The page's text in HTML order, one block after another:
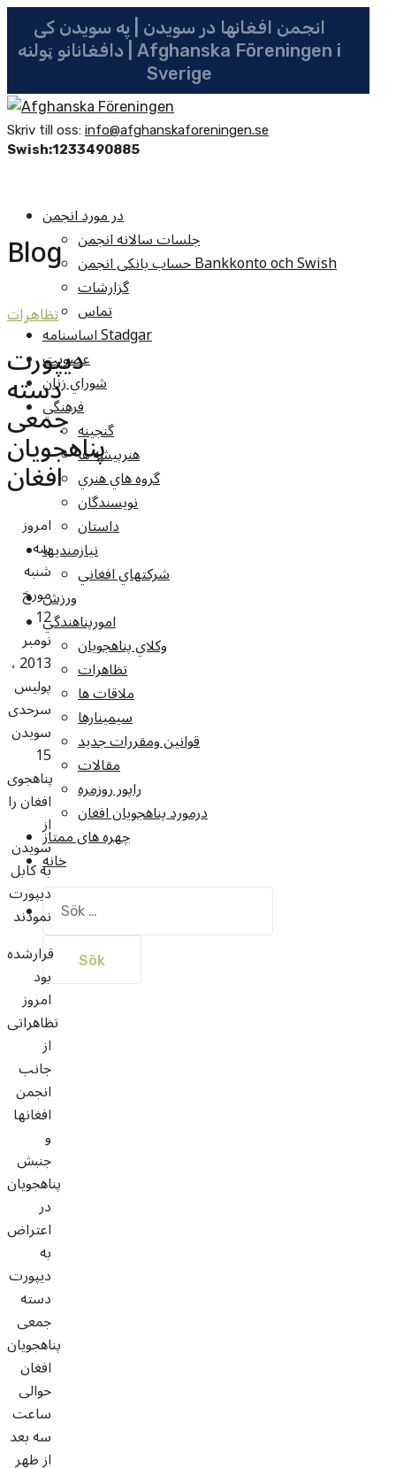
انجمن افغانها در سویدن | په سویدن کی
دافغانانو ټولنه | Afghanska Föreningen i
Sverige
Skriv till oss: info@afghanskaforeningen.se
Swish:1233490885
در مورد انجمن
جلسات سالانه انجمن
حساب بانکی انجمن Bankkonto och Swish
گزارشات
تماس
اساسنامه Stadgar
عضویت
شوراي زنان
فرهنگي
گنجينه
هنرپيشه ها
گروه هاي هنري
نويسندگان
داستان
نيازمنديها
شرکتهاي افغاني
ورزش
امورپناهندگي
وکلاي پناهجويان
تظاهرات
ملاقات ها
سيمينارها
قوانين ومقررات جديد
مقالات
راپور روزمره
درمورد پناهجويان افغان
چهره های ممتاز
خانه
Sök
efter:
Blog
تظاهرات
دیپورت
دسته
جمعی
پناهجویان
افغان
امروز
سه
شنبه
مورخ
12
نومبر
2013 ،
پولیس
سرحدی
سویدن
15
پناهجوی
افغان را
از
سویدن
به کابل
دیپورت
نمودند
قرارشده
بود
امروز
تظاهراتی
از
جانب
انجمن
افغانها
و
جنبش
پناهجویان
در
اعتراض
به
دیپورت
دسته
جمعی
پناهجویان
افغان
حوالی
ساعت
سه بعد
از ظهر